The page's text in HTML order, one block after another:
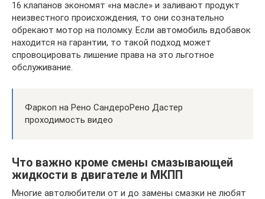
16 клапанов экономят «на масле» и заливают продукт
неизвестного происхождения, то они сознательно
обрекают мотор на поломку. Если автомобиль вдобавок
находится на гарантии, то такой подход может
спровоцировать лишение права на это льготное
обслуживание.
Фаркоп на Рено СандероРено Дастер
проходимость видео
Что важно кроме смены смазывающей
жидкости в двигателе и МКПП
Многие автолюбители от и до замены смазки не любят